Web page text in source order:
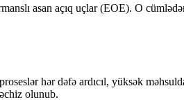
asan açıq uçlar (EOE). O
hər dəfə ardıcıl, yüksək
olunub.